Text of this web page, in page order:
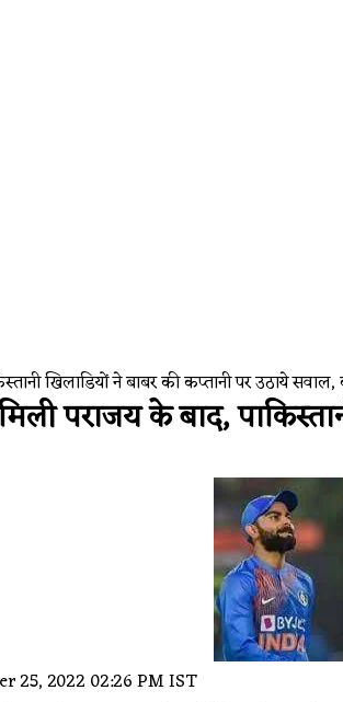
खिलाडियों ने बाबर की कप्तानी पर उठाये
पराजय के बाद,
25, 2022 02:26 PM IST